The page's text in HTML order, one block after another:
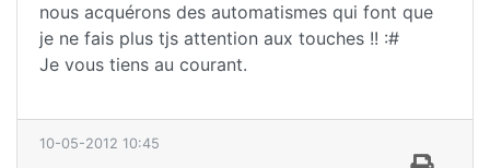
nous acquérons des automatismes qui font que
je ne fais plus tjs attention aux touches !! :#
Je vous tiens au courant.
10-05-2012 10:45